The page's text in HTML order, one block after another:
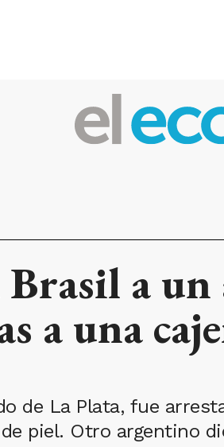
a
a una
de La Plata, fue
piel. Otro argentino